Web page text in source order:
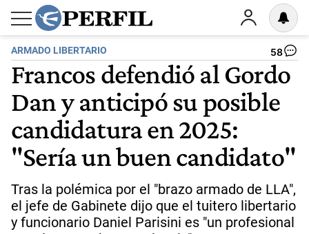
ARMADO LIBERTARIO 58
Francos defendió al Gordo
Dan y anticipó su posible
candidatura en 2025:
"Sería un buen candidato"
Tras la polémica por el "brazo armado de LLA",
el jefe de Gabinete dijo que el tuitero libertario
y funcionario Daniel Parisini es "un profesional